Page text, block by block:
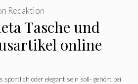
Tasche und
online
Redaktion
sportlich oder elegant sein soll- gehört bei